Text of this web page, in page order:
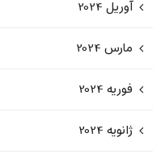
آوریل 2024
مارس 2024
فوریه 2024
ژانویه 2024